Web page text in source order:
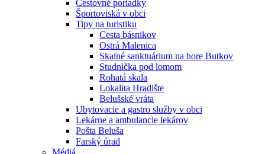
Cestovné poriadky
Športoviská v obci
Tipy na turistiku
Cesta básnikov
Ostrá Malenica
Skalné sanktuárium na hore Butkov
Studnička pod lomom
Rohatá skala
Lokalita Hradište
Belušské vráta
Ubytovacie a gastro služby v obci
Lekárne a ambulancie lekárov
Pošta Beluša
Farský úrad
Médiá